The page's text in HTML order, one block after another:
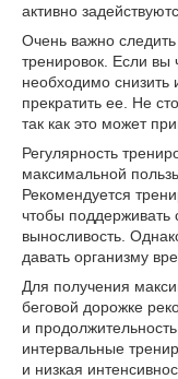
активно
Очень важно
тренировок. Если вы
необходимо снизить
прекратить ее. Не
так как это может
Регулярность
максимальной
Рекомендуется
чтобы
выносливость.
давать организму
Для получения
беговой дорожке
и
интервальные
и низкая